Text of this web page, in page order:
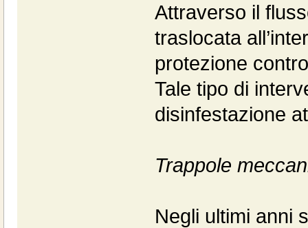
Attraverso il
traslocata
protezione
Tale tipo di
disinfestazione
Trappole
Negli ultimi anni